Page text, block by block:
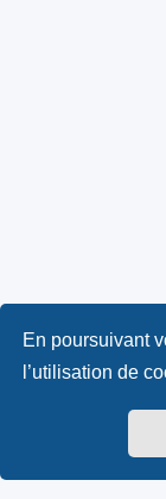
En poursuivant
l’utilisation de